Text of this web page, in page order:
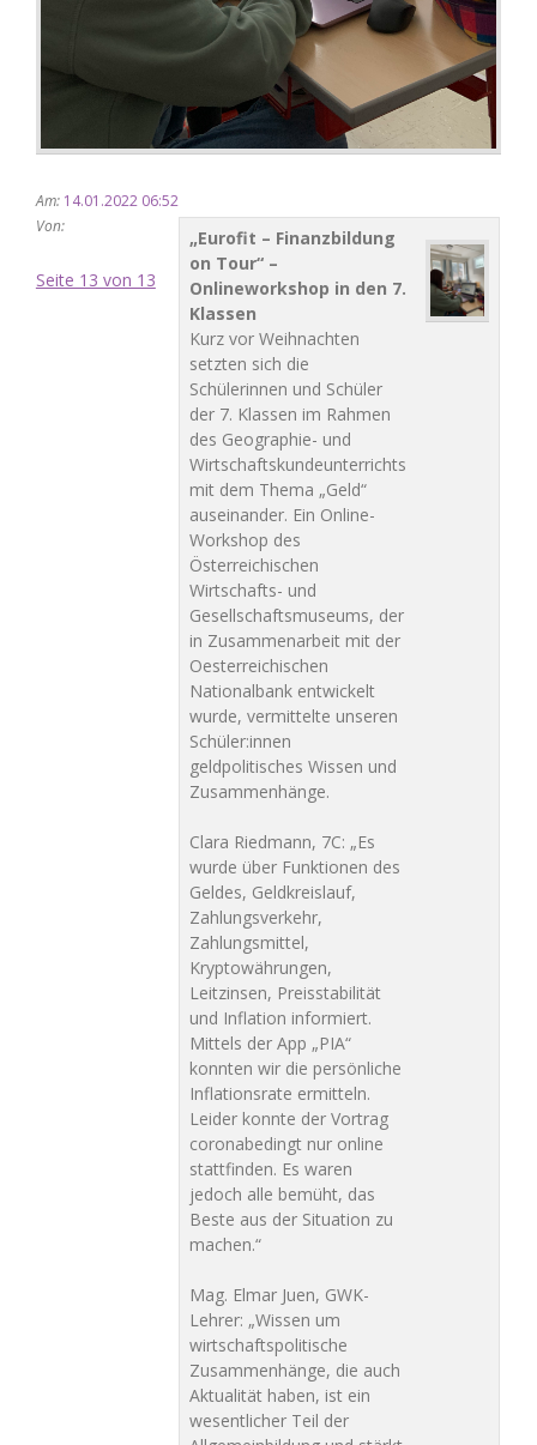
Am: 14.01.2022 06:52
Von:
„Eurofit – Finanzbildung
on Tour“ –
Onlineworkshop in den 7.
Klassen
Kurz vor Weihnachten
setzten sich die
Schülerinnen und Schüler
der 7. Klassen im Rahmen
des Geographie- und
Wirtschaftskundeunterrichts
mit dem Thema „Geld“
auseinander. Ein Online-
Workshop des
Österreichischen
Wirtschafts- und
Gesellschaftsmuseums, der
in Zusammenarbeit mit der
Oesterreichischen
Nationalbank entwickelt
wurde, vermittelte unseren
Schüler:innen
geldpolitisches Wissen und
Zusammenhänge.
Clara Riedmann, 7C: „Es
wurde über Funktionen des
Geldes, Geldkreislauf,
Zahlungsverkehr,
Zahlungsmittel,
Kryptowährungen,
Leitzinsen, Preisstabilität
und Inflation informiert.
Mittels der App „PIA“
konnten wir die persönliche
Inflationsrate ermitteln.
Leider konnte der Vortrag
coronabedingt nur online
stattfinden. Es waren
jedoch alle bemüht, das
Beste aus der Situation zu
machen.“
Mag. Elmar Juen, GWK-
Lehrer: „Wissen um
wirtschaftspolitische
Zusammenhänge, die auch
Aktualität haben, ist ein
wesentlicher Teil der
Seite 13 von 13